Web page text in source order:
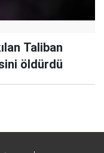
Taliban
öldürdü